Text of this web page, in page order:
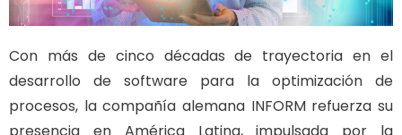
Con más de cinco décadas de trayectoria en el
desarrollo de software para la optimización de
procesos, la compañía alemana INFORM refuerza su